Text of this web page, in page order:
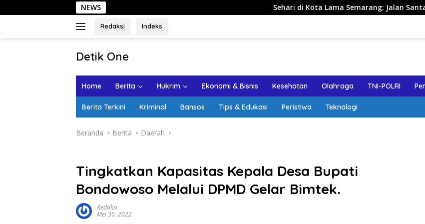
ke
NEWS Sehari di Kota Lama Semarang: Jalan Santai, Spot
Redaksi Indeks
Detik One
Ungkap
Home Berita Hukrim Ekonomi & Bisnis Kesehatan Olahraga TNI-POLRI
Berita Terkini Kriminal Bansos Tips & Edukasi Peristiwa Teknologi
Beranda Berita Daerah
Tingkatkan Kapasitas Kepala Desa Bupati
Bondowoso Melalui DPMD Gelar Bimtek.
Redaksi
Mei 30, 2022